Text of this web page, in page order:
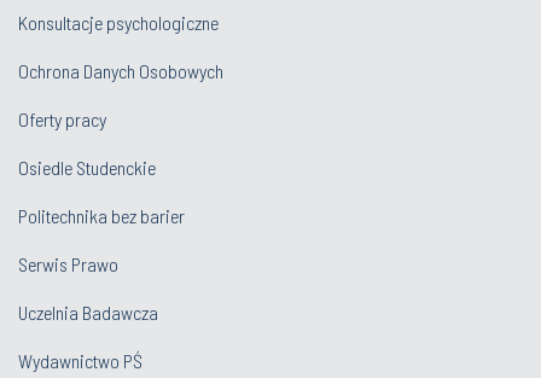
Konsultacje psychologiczne
Ochrona Danych Osobowych
Oferty pracy
Osiedle Studenckie
Politechnika bez barier
Serwis Prawo
Uczelnia Badawcza
Wydawnictwo PŚ